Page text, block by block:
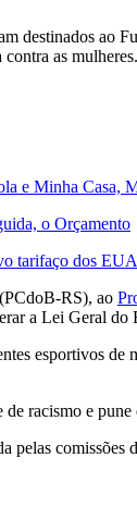
destinados
as mulheres.
e Minha Casa,
o Orçamento
tarifaço dos EUA
RS), ao
a Lei Geral do
esportivos
racismo e
pelas